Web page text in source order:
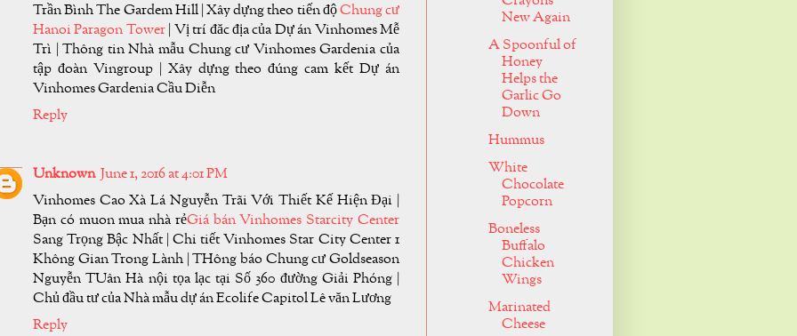
Trần Bình The Gardem Hill | Xây dựng theo tiến độChung cư
Hanoi Paragon Tower| Vị trí đăc địa của Dự án Vinhomes Mễ
Trì | Thông tin Nhà mẫu Chung cư Vinhomes Gardenia của
tập đoàn Vingroup | Xây dựng theo đúng cam kết Dự án
Vinhomes Gardenia Cầu Diễn
Reply
Unknown June 1, 2016 at 4:01 PM
Vinhomes Cao Xà Lá Nguyễn Trãi Với Thiết Kế Hiện Đại |
Bạn có muon mua nhà rẻGiá bán Vinhomes Starcity Center
Sang Trọng Bậc Nhất | Chi tiết Vinhomes Star City Center 1
Không Gian Trong Lành | THông báo Chung cư Goldseason
Nguyễn TUân Hà nội tọa lạc tại Số 360 đường Giải Phóng |
Chủ đầu tư của Nhà mẫu dự án Ecolife Capitol Lê văn Lương
Reply
New Again
A Spoonful of
Honey
Helps the
Garlic Go
Down
Hummus
White
Chocolate
Popcorn
Boneless
Buffalo
Chicken
Wings
Marinated
Cheese